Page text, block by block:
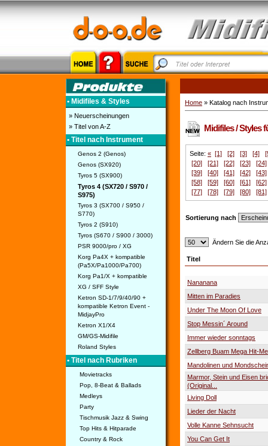
• Midifiles & Styles
» Neuerscheinungen
» Titel von A-Z
• Titel nach Instrument
Genos 2 (Genos)
Genos (SX920)
Tyros 5 (SX900)
Tyros 4 (SX720 / S970 /
S975)
Tyros 3 (SX700 / S950 /
S770)
Tyros 2 (S910)
Tyros (S670 / S900 / 3000)
PSR 9000/pro / XG
Korg Pa4X + kompatible
(Pa5X/Pa1000/Pa700)
Korg Pa1/X + kompatible
XG / SFF Style
Ketron SD-1/7/9/40/90 +
kompatible Ketron Event -
MidjayPro
Ketron X1/X4
GM/GS-Midifile
Roland Styles
• Titel nach Rubriken
Movietracks
Pop, 8-Beat & Ballads
Medleys
Party
Tischmusik Jazz & Swing
Top Hits & Hitparade
Country & Rock
Home » Katalog nach
Midifiles / Styles
Seite: « [1] [2] [3] [4]
[20]
[21] [22] [23]
[24]
[39]
[40] [41] [42]
[43]
[58]
[59] [60] [61]
[62]
[77]
[78] [79] [80] [81]
Sortierung nach
Ändern Sie die
Titel
Nananana
Mitten im Paradies
Under The Moon Of Love
Stop Messin´ Around
Immer wieder sonntags
Zellberg Buam Mega Hit-
Mandolinen und
Marmor, Stein und Eisen
(Original...
Living Doll
Lieder der Nacht
Volle Kanne Sehnsucht
You Can Get It